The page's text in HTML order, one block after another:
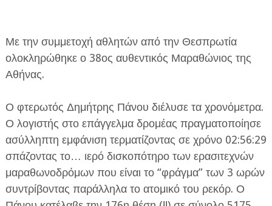
Με την συμμετοχή αθλητών από την Θεσπρωτία
ολοκληρώθηκε ο 38ος αυθεντικός Μαραθώνιος της
Αθήνας.
Ο φτερωτός Δημήτρης Πάνου διέλυσε τα χρονόμετρα.
Ο λογιστής στο επάγγελμα δρομέας πραγματοποίησε
ασύλληπτη εμφάνιση τερματίζοντας σε χρόνο 02:56:29
σπάζοντας το… ιερό δισκοπότηρο των ερασιτεχνών
μαραθωνοδρόμων που είναι το “φράγμα” των 3 ωρών
συντρίβοντας παράλληλα το ατομικό του ρεκόρ. Ο